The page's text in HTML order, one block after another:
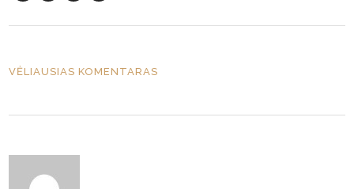
VĖLIAUSIAS KOMENTARAS